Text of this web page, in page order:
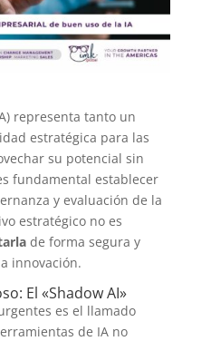
representa tanto un
estratégica para las
su potencial sin
fundamental establecer
y evaluación de la
estratégico no es
de forma segura y
innovación.
El «Shadow AI»
es el llamado
de IA no